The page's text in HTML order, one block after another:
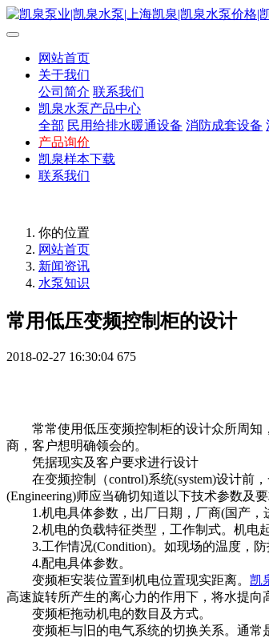
网站首页
关于我们
公司简介 联系我们
凯泉水泵产品中心
全部 民用给排水暖通设备 消防成套设备
产品询价
凯泉样本下载
联系我们
你的位置
网站首页
新闻资讯
水泵知识
常用低压变频控制柜的设计
2018-02-27 16:30:04 675
常常使用低压变频控制柜的设计众所周知，
商，客户想明确领会的。
凭据现实及客户要求进行设计
在变频控制（control)系统(system)设计前，
(Engineering)师应当确切知道以下技术参数及要
1.机电具体参数，出厂日期，厂商(国产，
2.机电的负载特征类型，工作制式。机电起
3.工作情况(Condition)。如现场的温度，防
4.配电具体参数。
变频柜安装位置到机电位置现实距离。 凯
高速旋转所产生的离心力的作用下，将水提
变频柜拖动机电的数目及方式。
变频柜与旧的电气系统的切换关系。通常